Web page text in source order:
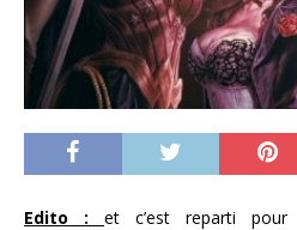
Edito :
et c’est reparti